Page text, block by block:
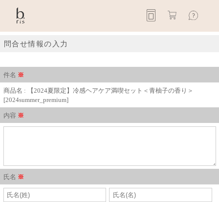
問合せ情報の入力
件名 ※
商品名 : 【2024夏限定】冷感ヘアケア満喫セット＜青柚子の香り＞
[2024summer_premium]
内容 ※
氏名 ※